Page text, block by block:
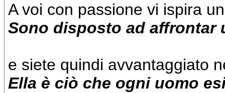
A voi con passione vi ispira
Sono disposto ad affrontar
e siete quindi avvantaggiato
Ella è ciò che ogni uomo